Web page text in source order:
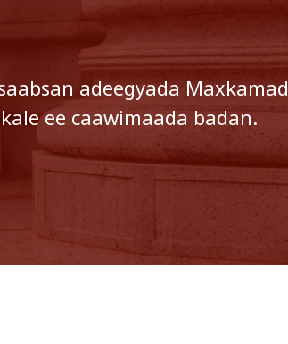
adeegyada Maxkamad
ee caawimaada badan.